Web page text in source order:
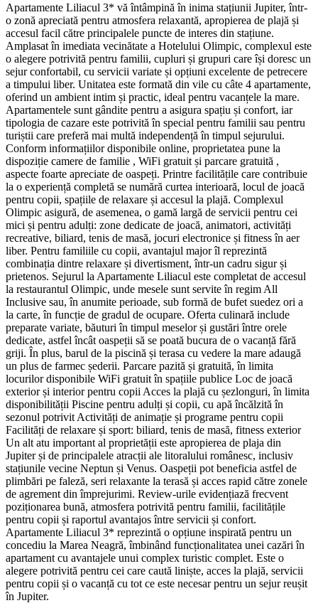
Apartamente Liliacul 3* vă întâmpină în inima stațiunii Jupiter, într-
o zonă apreciată pentru atmosfera relaxantă, apropierea de plajă și
accesul facil către principalele puncte de interes din stațiune.
Amplasat în imediata vecinătate a Hotelului Olimpic, complexul este
o alegere potrivită pentru familii, cupluri și grupuri care își doresc un
sejur confortabil, cu servicii variate și opțiuni excelente de petrecere
a timpului liber. Unitatea este formată din vile cu câte 4 apartamente,
oferind un ambient intim și practic, ideal pentru vacanțele la mare.
Apartamentele sunt gândite pentru a asigura spațiu și confort, iar
tipologia de cazare este potrivită în special pentru familii sau pentru
turiștii care preferă mai multă independență în timpul sejurului.
Conform informațiilor disponibile online, proprietatea pune la
dispoziție camere de familie , WiFi gratuit și parcare gratuită ,
aspecte foarte apreciate de oaspeți. Printre facilitățile care contribuie
la o experiență completă se numără curtea interioară, locul de joacă
pentru copii, spațiile de relaxare și accesul la plajă. Complexul
Olimpic asigură, de asemenea, o gamă largă de servicii pentru cei
mici și pentru adulți: zone dedicate de joacă, animatori, activități
recreative, biliard, tenis de masă, jocuri electronice și fitness în aer
liber. Pentru familiile cu copii, avantajul major îl reprezintă
combinația dintre relaxare și divertisment, într-un cadru sigur și
prietenos. Sejurul la Apartamente Liliacul este completat de accesul
la restaurantul Olimpic, unde mesele sunt servite în regim All
Inclusive sau, în anumite perioade, sub formă de bufet suedez ori a
la carte, în funcție de gradul de ocupare. Oferta culinară include
preparate variate, băuturi în timpul meselor și gustări între orele
dedicate, astfel încât oaspeții să se poată bucura de o vacanță fără
griji. În plus, barul de la piscină și terasa cu vedere la mare adaugă
un plus de farmec șederii. Parcare pazită și gratuită, în limita
locurilor disponibile WiFi gratuit în spațiile publice Loc de joacă
exterior și interior pentru copii Acces la plajă cu șezlonguri, în limita
disponibilității Piscine pentru adulți și copii, cu apă încălzită în
sezonul potrivit Activități de animație și programe pentru copii
Facilități de relaxare și sport: biliard, tenis de masă, fitness exterior
Un alt atu important al proprietății este apropierea de plaja din
Jupiter și de principalele atracții ale litoralului românesc, inclusiv
stațiunile vecine Neptun și Venus. Oaspeții pot beneficia astfel de
plimbări pe faleză, seri relaxante la terasă și acces rapid către zonele
de agrement din împrejurimi. Review-urile evidențiază frecvent
poziționarea bună, atmosfera potrivită pentru familii, facilitățile
pentru copii și raportul avantajos între servicii și confort.
Apartamente Liliacul 3* reprezintă o opțiune inspirată pentru un
concediu la Marea Neagră, îmbinând funcționalitatea unei cazări în
apartament cu avantajele unui complex turistic complet. Este o
alegere potrivită pentru cei care caută liniște, acces la plajă, servicii
pentru copii și o vacanță cu tot ce este necesar pentru un sejur reușit
în Jupiter.